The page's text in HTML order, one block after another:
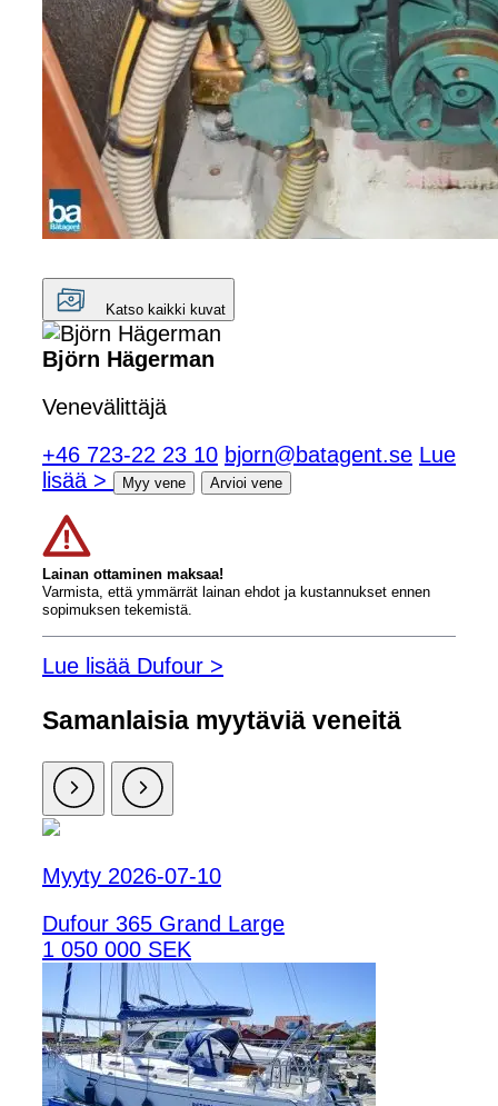
Katso kaikki kuvat
Björn Hägerman
Venevälittäjä
+46 723-22 23 10 bjorn@batagent.se Lue
lisää >
Myy vene Arvioi vene
Lainan ottaminen maksaa!
Varmista, että ymmärrät lainan ehdot ja kustannukset ennen
sopimuksen tekemistä.
Lue lisää Dufour >
Samanlaisia ​​myytäviä veneitä
Myyty 2026-07-10
Dufour 365 Grand Large
1 050 000 SEK